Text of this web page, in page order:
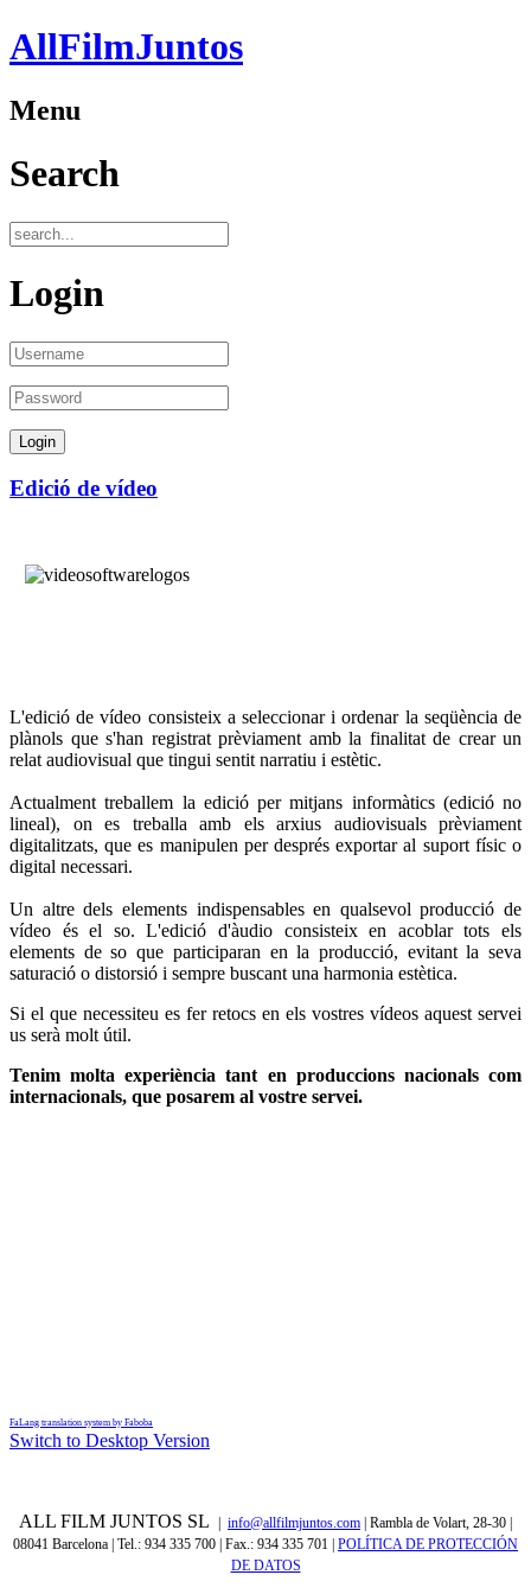
AllFilmJuntos
Menu
Search
Login
Edició de vídeo
L'edició de vídeo consisteix a seleccionar i ordenar la seqüència de
plànols que s'han registrat prèviament amb la finalitat de crear un
relat audiovisual que tingui sentit narratiu i estètic.
Actualment treballem la edició per mitjans informàtics (edició no
lineal), on es treballa amb els arxius audiovisuals
prèviament
digitalitzats,que es manipulen per després exportar al suport físico
digital necessari.
Un altre dels elements indispensables en qualsevol producció de
vídeo és el so.L'edició d'àudio consisteix en acoblar tots els
elements de so que participaran en la producció, evitant la seva
saturació o distorsió i sempre buscant una harmonia estètica.
Si el que necessiteu es fer retocs en els vostres vídeos aquest servei
us serà molt útil.
Tenim molta experiència tant en produccions nacionals com
internacionals, que posarem al vostre servei.
FaLang translation system by Faboba
Switch to Desktop Version
ALL FILM JUNTOS SL info@allfilmjuntos.com | Rambla de Volart, 28-30 |
08041 Barcelona | Tel.: 934 335 700 | Fax.: 934 335 701 POLÍTICA DE PROTECCIÓN
DE DATOS